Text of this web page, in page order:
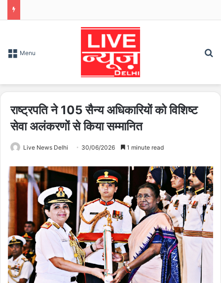
Menu
राष्ट्रपति ने 105 सैन्य अधिकारियों को विशिष्ट
सेवा अलंकरणों से किया सम्मानित
Live News Delhi 30/06/2026 1 minute read